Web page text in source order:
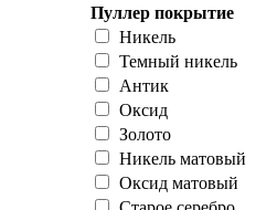
Пуллер покрытие
Никель
Темный никель
Антик
Оксид
Золото
Никель матовый
Оксид матовый